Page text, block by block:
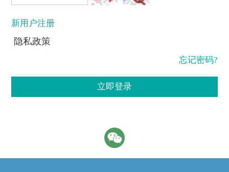
新用户注册
隐私政策
忘记密码?
立即登录